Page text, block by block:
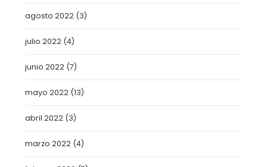
agosto 2022 (3)
julio 2022 (4)
junio 2022 (7)
mayo 2022 (13)
abril 2022 (3)
marzo 2022 (4)